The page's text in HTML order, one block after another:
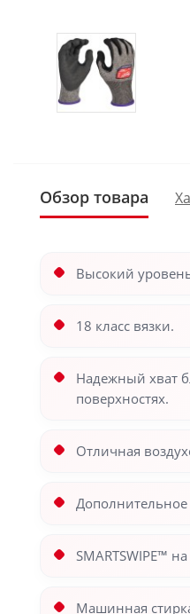
Обзор товара
Высокий
18 класс вязки.
Надежный хват
поверхностях.
Отличная
SMARTSWIPE™
Машинная